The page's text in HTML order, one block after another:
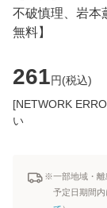
不破慎理、岩本
無料】
261円(税込)
[NETWORK
い
※一部地域・離
予定日期間